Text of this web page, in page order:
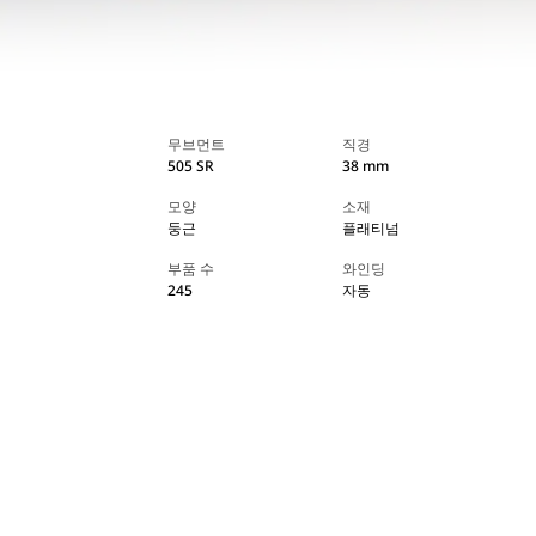
무브먼트
505 SR
직경
38 mm
모양
둥근
소재
플래티넘
부품 수
245
와인딩
자동